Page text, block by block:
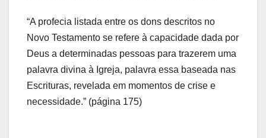
“A profecia listada entre os dons descritos no
Novo Testamento se refere à capacidade dada por
Deus a determinadas pessoas para trazerem uma
palavra divina à Igreja, palavra essa baseada nas
Escrituras, revelada em momentos de crise e
necessidade.” (página 175)